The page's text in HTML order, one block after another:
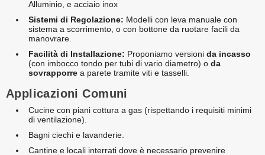
Alluminio, e acciaio inox
Sistemi di Regolazione: Modelli con leva manuale con
sistema a scorrimento, o con bottone da ruotare facili da
manovrare.
Facilità di Installazione: Proponiamo versioni da incasso
(con imbocco tondo per tubi di vario diametro) o da
sovrapporre a parete tramite viti e tasselli.
Applicazioni Comuni
Cucine con piani cottura a gas (rispettando i requisiti minimi
di ventilazione).
Bagni ciechi e lavanderie.
Cantine e locali interrati dove è necessario prevenire